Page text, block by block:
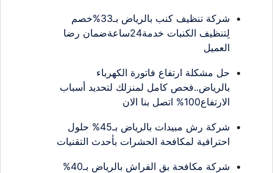
شركة تنظيف كنب بالرياض بـ33%خصم
لِتنظيف الكنبات خدمة24ساعةضمان رضا
العميل
حل مشكلة ارتفاع فاتورة الكهرباء
بالرياض..فحص كامل لمنزلك لتحديد أسباب
الارتفاع100% اتصل بنا الان
شركة رش مبيدات بالرياض بـ45% حلول
احترافية لمكافحة الحشرات بأحدث التقنيات
شركة مكافحة بق الفراش بالرياض بـ40%